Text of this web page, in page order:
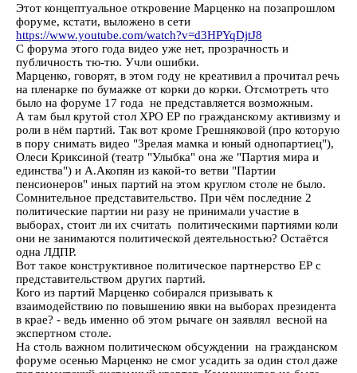
Этот концептуальное откровение Марценко на позапрошлом
форуме, кстати, выложено в сети
https://www.youtube.com/watch?v=d3HPYqDjtJ8
С форума этого года видео уже нет, прозрачность и
публичность тю-тю. Учли ошибки.
Марценко, говорят, в этом году не креативил а прочитал речь
на пленарке по бумажке от корки до корки. Отсмотреть что
было на форуме 17 года не представляется возможным.
А там был крутой стол ХРО ЕР по гражданскому активизму и
роли в нём партий. Так вот кроме Грешняковой (про которую
в пору снимать видео "Зрелая мамка и юный однопартиец"),
Олеси Криксиной (театр "Улыбка" она же "Партия мира и
единства") и А.Акопян из какой-то ветви "Партии
пенсионеров" иных партий на этом круглом столе не было.
Сомнительное представительство. При чём последние 2
политические партии ни разу не принимали участие в
выборах, стоит ли их считать политическими партиями коли
они не занимаются политической деятельностью? Остаётся
одна ЛДПР.
Вот такое конструктивное политическое партнерство ЕР с
представительством других партий.
Кого из партий Марценко собирался призывать к
взаимодействию по повышению явки на выборах президента
в крае? - ведь именно об этом рычаге он заявлял весной на
экспертном столе.
На столь важном политическом обсуждении на гражданском
форуме осенью Марценко не смог усадить за один стол даже